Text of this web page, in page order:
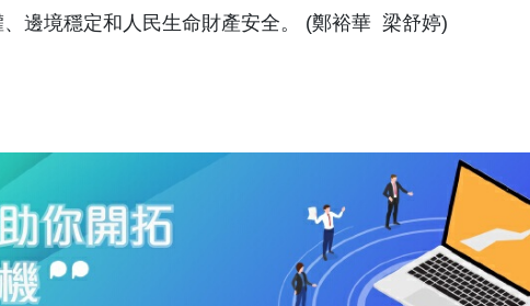
邊境穩定和人民生命財產安全。 (鄭裕華 梁舒婷)